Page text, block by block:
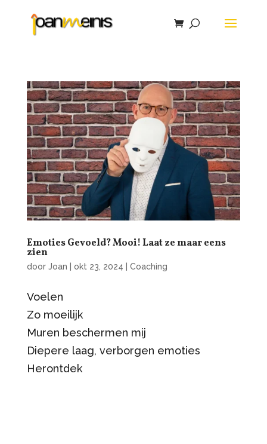
Emoties Gevoeld? Mooi! Laat ze maar eens
zien
door Joan okt 23, 2024 Coaching
Voelen
Zo moeilijk
Muren beschermen mij
Diepere laag, verborgen emoties
Herontdek